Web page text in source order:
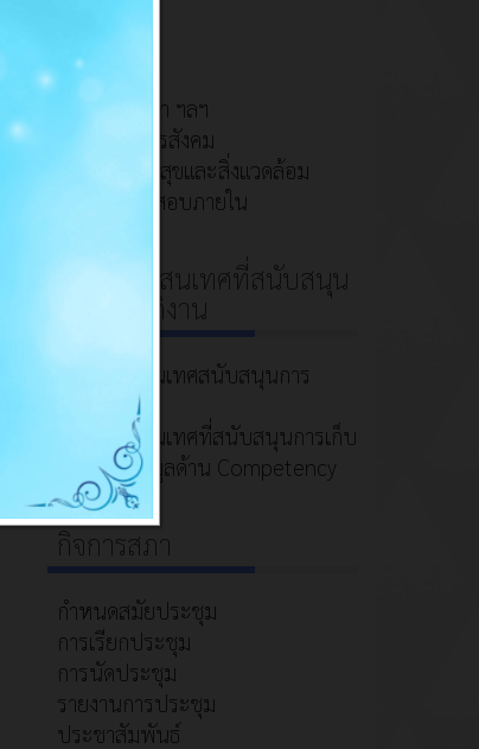
กองช่าง
กองการศึกษา ฯลฯ
กองสวัสดิการสังคม
กองสาธารณสุขและสิ่งแวดล้อม
หน่วยตรวจสอบภายใน
ระบบสารสนเทศที่สนับสนุน
การปฏิบัติงาน
ระบบสารสนเทศสนับสนุนการ
ระบบสารสนเทศที่สนับสนุนการเก็บ
รวบรวมข้อมูลด้าน Competency
กิจการสภา
กำหนดสมัยประชุม
การเรียกประชุม
การนัดประชุม
รายงานการประชุม
ประชาสัมพันธ์